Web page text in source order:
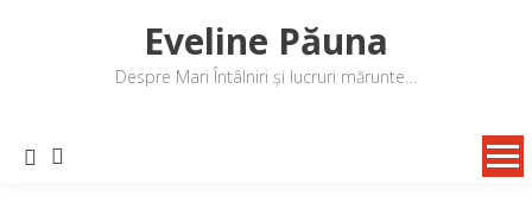
Eveline Păuna
Despre Mari Întâlniri și lucruri mărunte…